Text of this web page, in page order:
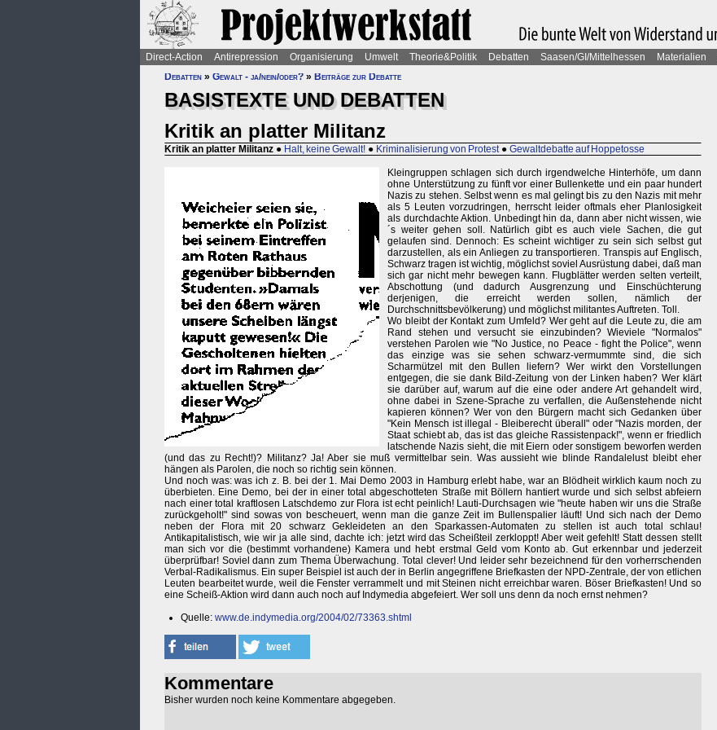
Direct-Action Antirepression Organisierung Umwelt Theorie&Politik Debatten Saasen/GI/Mittelhessen Materialien
Debatten » Gewalt - ja/nein/oder? » Beiträge zur Debatte
BASISTEXTE UND DEBATTEN
Kritik an platter Militanz
Kritik an platter Militanz ● Halt, keine Gewalt! ● Kriminalisierung von Protest ● Gewaltdebatte auf Hoppetosse
Kleingruppen schlagen sich durch irgendwelche Hinterhöfe, um dann
ohne Unterstützung zu fünft vor einer Bullenkette und ein paar hundert
Nazis zu stehen. Selbst wenn es mal gelingt bis zu den Nazis mit mehr
als 5 Leuten vorzudringen, herrscht leider oftmals eher Planlosigkeit
als durchdachte Aktion. Unbedingt hin da, dann aber nicht wissen, wie
´s weiter gehen soll. Natürlich gibt es auch viele Sachen, die gut
gelaufen sind. Dennoch: Es scheint wichtiger zu sein sich selbst gut
darzustellen, als ein Anliegen zu transportieren. Transpis auf Englisch,
Schwarz tragen ist wichtig, möglichst soviel Ausrüstung dabei, daß man
sich gar nicht mehr bewegen kann. Flugblätter werden selten verteilt,
Abschottung (und dadurch Ausgrenzung und Einschüchterung
derjenigen, die erreicht werden sollen, nämlich der
Durchschnittsbevölkerung) und möglichst militantes Auftreten. Toll.
Wo bleibt der Kontakt zum Umfeld? Wer geht auf die Leute zu, die am
Rand stehen und versucht sie einzubinden? Wieviele "Normalos"
verstehen Parolen wie "No Justice, no Peace - fight the Police", wenn
das einzige was sie sehen schwarz-vermummte sind, die sich
Scharmützel mit den Bullen liefern? Wer wirkt den Vorstellungen
entgegen, die sie dank Bild-Zeitung von der Linken haben? Wer klärt
sie darüber auf, warum auf die eine oder andere Art gehandelt wird,
ohne dabei in Szene-Sprache zu verfallen, die Außenstehende nicht
kapieren können? Wer von den Bürgern macht sich Gedanken über
"Kein Mensch ist illegal - Bleiberecht überall" oder "Nazis morden, der
Staat schiebt ab, das ist das gleiche Rassistenpack!", wenn er friedlich
latschende Nazis sieht, die mit Eiern oder sonstigem beworfen werden
(und das zu Recht!)? Militanz? Ja! Aber sie muß vermittelbar sein. Was aussieht wie blinde Randalelust bleibt eher
hängen als Parolen, die noch so richtig sein können.
Und noch was: was ich z. B. bei der 1. Mai Demo 2003 in Hamburg erlebt habe, war an Blödheit wirklich kaum noch zu
überbieten. Eine Demo, bei der in einer total abgeschotteten Straße mit Böllern hantiert wurde und sich selbst abfeiern
nach einer total kraftlosen Latschdemo zur Flora ist echt peinlich! Lauti-Durchsagen wie "heute haben wir uns die Straße
zurückgeholt!" sind sowas von bescheuert, wenn man die ganze Zeit im Bullenspalier läuft! Und sich nach der Demo
neben der Flora mit 20 schwarz Gekleideten an den Sparkassen-Automaten zu stellen ist auch total schlau!
Antikapitalistisch, wie wir ja alle sind, dachte ich: jetzt wird das Scheißteil zerkloppt! Aber weit gefehlt! Statt dessen stellt
man sich vor die (bestimmt vorhandene) Kamera und hebt erstmal Geld vom Konto ab. Gut erkennbar und jederzeit
überprüfbar! Soviel dann zum Thema Überwachung. Total clever! Und leider sehr bezeichnend für den vorherrschenden
Verbal-Radikalismus. Ein super Beispiel ist auch der in Berlin angegriffene Briefkasten der NPD-Zentrale, der von etlichen
Leuten bearbeitet wurde, weil die Fenster verrammelt und mit Steinen nicht erreichbar waren. Böser Briefkasten! Und so
eine Scheiß-Aktion wird dann auch noch auf Indymedia abgefeiert. Wer soll uns denn da noch ernst nehmen?
Quelle: www.de.indymedia.org/2004/02/73363.shtml
Kommentare
Bisher wurden noch keine Kommentare abgegeben.